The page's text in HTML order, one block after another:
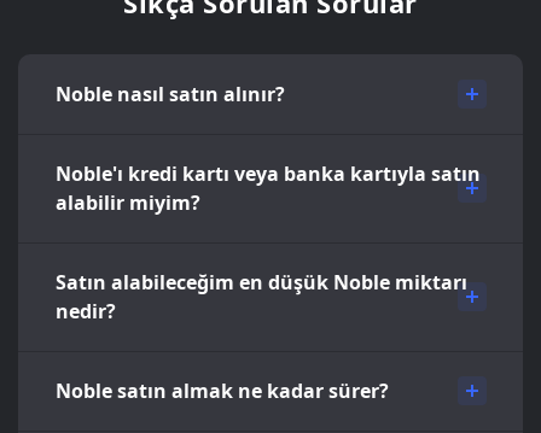
Noble nasıl satın alınır?
Noble'ı kredi kartı veya banka kartıyla satın
alabilir miyim?
Satın alabileceğim en düşük Noble miktarı
nedir?
Noble satın almak ne kadar sürer?